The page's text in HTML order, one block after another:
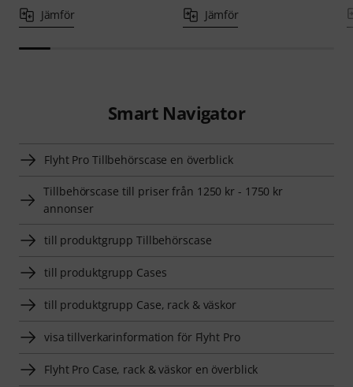
Jämför Jämför
Smart Navigator
Flyht Pro Tillbehörscase en överblick
Tillbehörscase till priser från 1250 kr - 1750 kr
annonser
till produktgrupp Tillbehörscase
till produktgrupp Cases
till produktgrupp Case, rack & väskor
visa tillverkarinformation för Flyht Pro
Flyht Pro Case, rack & väskor en överblick